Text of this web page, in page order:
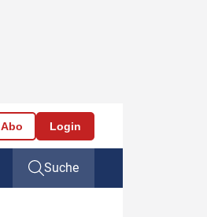
Abo Login
Suche